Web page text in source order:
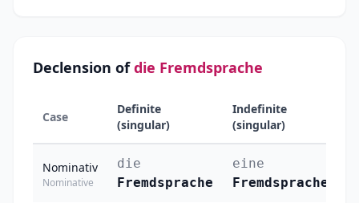
Declension ofdie Fremdsprache
Case
Definite
(singular)
Indefinite
(singular)
Nominativ
Nominative
die
Fremdsprache
eine
Fremdsprache